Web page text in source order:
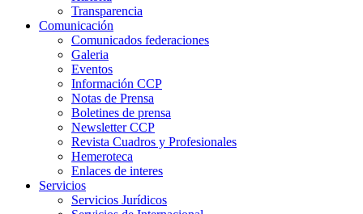
Transparencia
Comunicación
Comunicados federaciones
Galeria
Eventos
Información CCP
Notas de Prensa
Boletines de prensa
Newsletter CCP
Revista Cuadros y Profesionales
Hemeroteca
Enlaces de interes
Servicios
Servicios Jurídicos